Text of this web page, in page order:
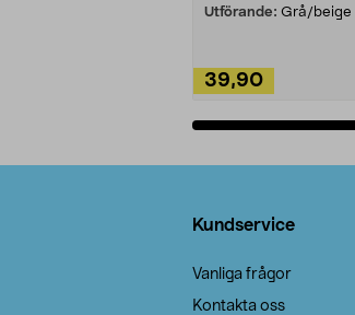
Utförande: Grå/beige
39,90
Kundservice
Vanliga frågor
Kontakta oss